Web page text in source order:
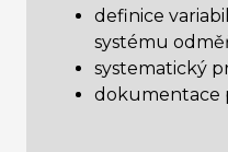
definice
systému
systematický
dokumentace